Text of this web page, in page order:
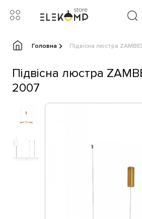
Головна Підвісна люстра
Підвісна люстра
2007